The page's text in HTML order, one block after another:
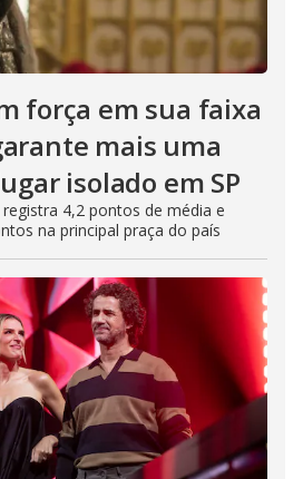
força em sua faixa
mais uma
isolado em SP
4,2 pontos de média e
na principal praça do país